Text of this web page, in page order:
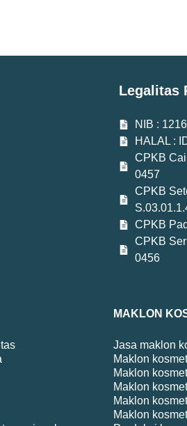
Legalitas
NIB :
HALAL :
CPKB
0457
CPKB
CPKB
CPKB
0456
MAKLON
Jasa maklon
Maklon
Maklon
Maklon
Maklon
Maklon